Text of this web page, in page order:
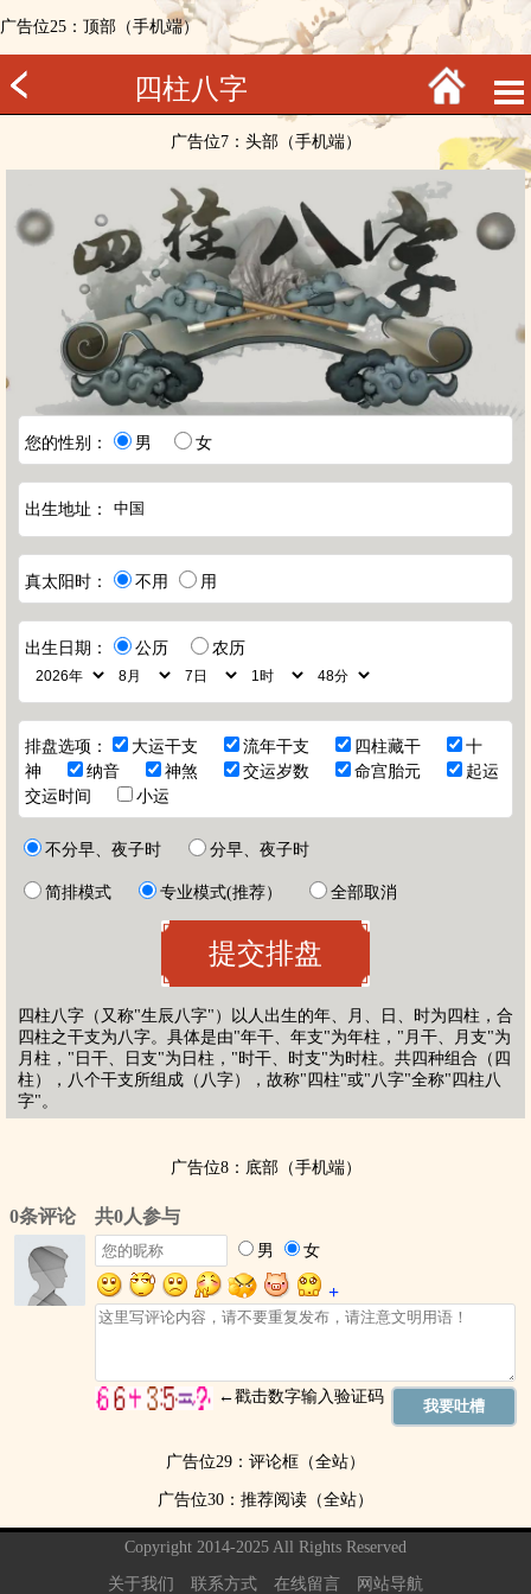
广告位25：顶部（手机端）
四柱八字
广告位7：头部（手机端）
您的性别： 男 女
出生地址：
真太阳时： 不用 用
出生日期： 公历 农历
排盘选项： 大运干支 流年干支 四柱藏干
十
神
纳音 神煞 交运岁数 命宫胎元
起运
交运时间
小运
不分早、夜子时 分早、夜子时
简排模式 专业模式(推荐） 全部取消
四柱八字（又称"生辰八字"）以人出生的年、月、日、时为四柱，合
四柱之干支为八字。具体是由"年干、年支"为年柱，"月干、月支"为
月柱，"日干、日支"为日柱，"时干、时支"为时柱。共四种组合（四
柱），八个干支所组成（八字），故称"四柱"或"八字"全称"四柱八
字"。
广告位8：底部（手机端）
广告位29：评论框（全站）
广告位30：推荐阅读（全站）
Copyright 2014-2025 All Rights Reserved
关于我们 联系方式 在线留言 网站导航